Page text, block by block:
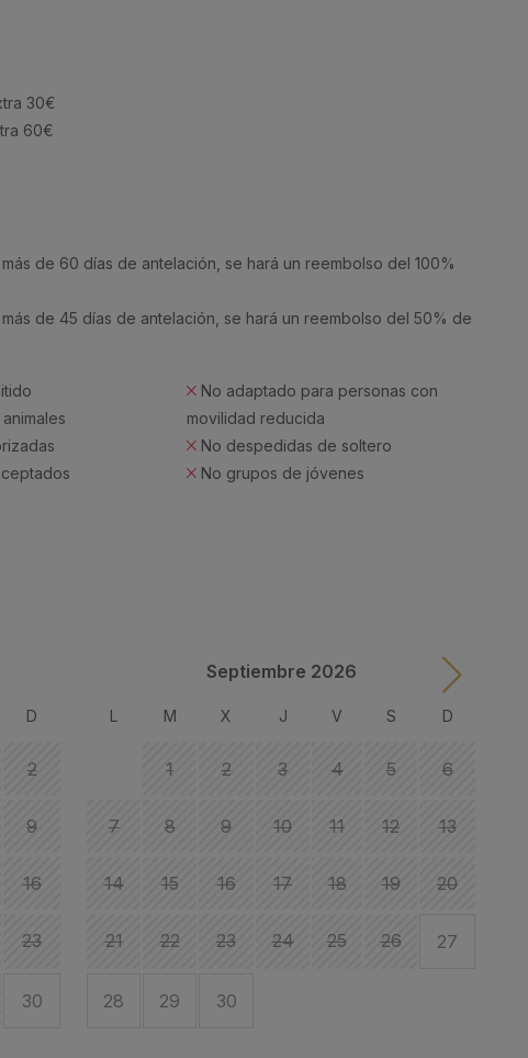
30€
60€
de 60 días de antelación, se hará un reembolso del 100%
de 45 días de antelación, se hará un reembolso del 50% de
movilidad reducida
No despedidas de soltero
No grupos de jóvenes
D
2
9
16
23
30
Septiembre 2026
L M X J V S D
1 2 3 4 5 6
7 8 9 10 11 12 13
14 15 16 17 18 19 20
21 22 23 24 25 26 27
28 29 30